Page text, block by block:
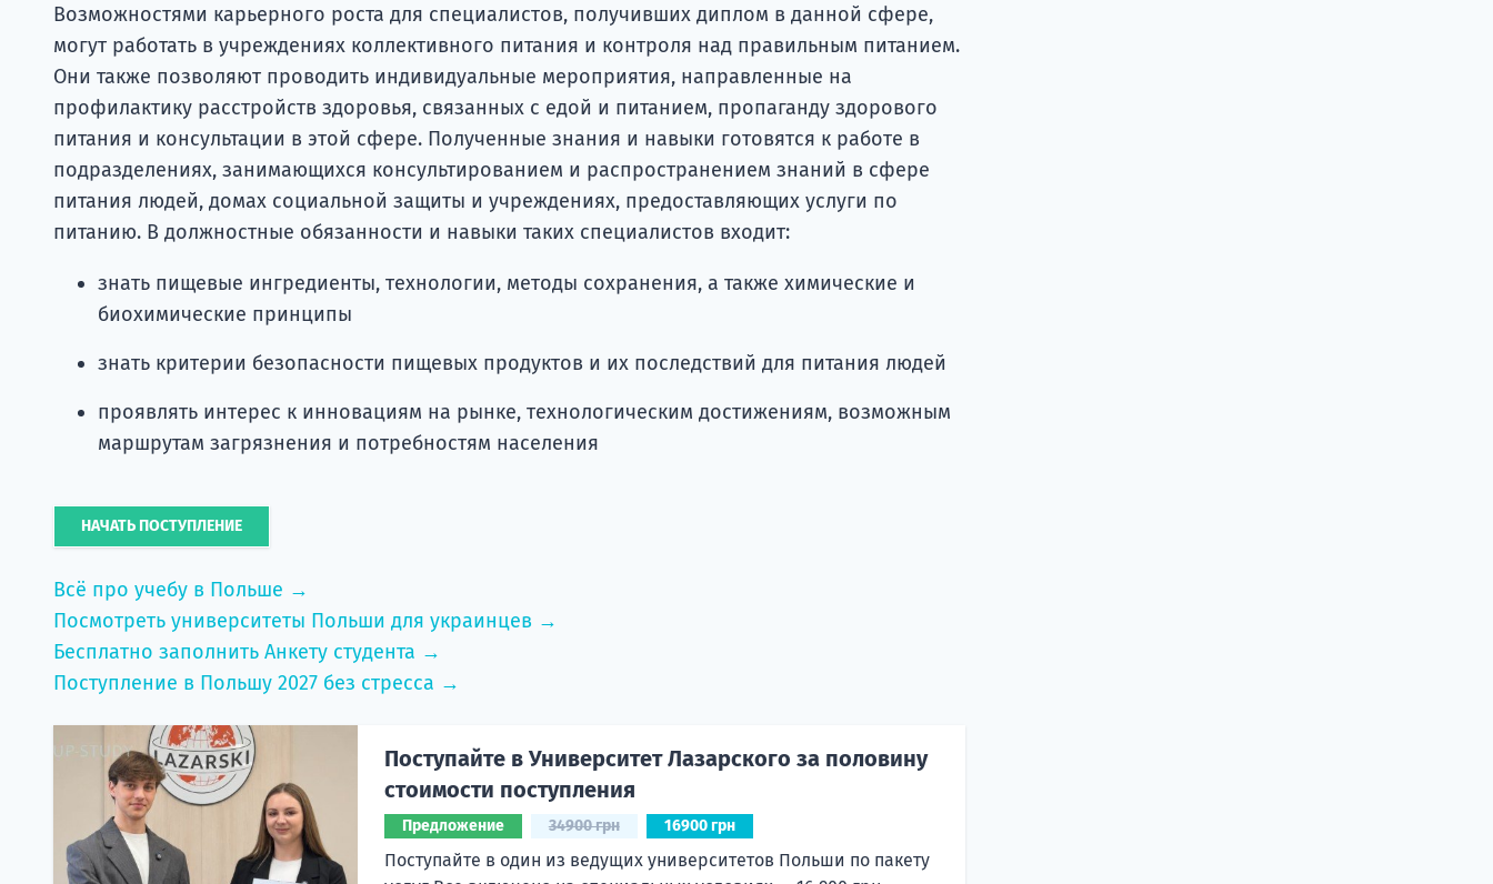
Возможностями карьерного роста для специалистов, получивших диплом в данной сфере,
могут работать в учреждениях коллективного питания и контроля над правильным питанием.
Они также позволяют проводить индивидуальные мероприятия, направленные на
профилактику расстройств здоровья, связанных с едой и питанием, пропаганду здорового
питания и консультации в этой сфере. Полученные знания и навыки готовятся к работе в
подразделениях, занимающихся консультированием и распространением знаний в сфере
питания людей, домах социальной защиты и учреждениях, предоставляющих услуги по
питанию. В должностные обязанности и навыки таких специалистов входит:
знать пищевые ингредиенты, технологии, методы сохранения, а также химические и
биохимические принципы
знать критерии безопасности пищевых продуктов и их последствий для питания людей
проявлять интерес к инновациям на рынке, технологическим достижениям, возможным
маршрутам загрязнения и потребностям населения
НАЧАТЬ ПОСТУПЛЕНИЕ
Всё про учебу в Польше →
Посмотреть университеты Польши для украинцев →
Бесплатно заполнить Анкету студента →
Поступление в Польшу 2027 без стресса →
Поступайте в Университет Лазарского за половину
стоимости поступления
Предложение 34900 грн 16900 грн
Поступайте в один из ведущих университетов Польши по пакету